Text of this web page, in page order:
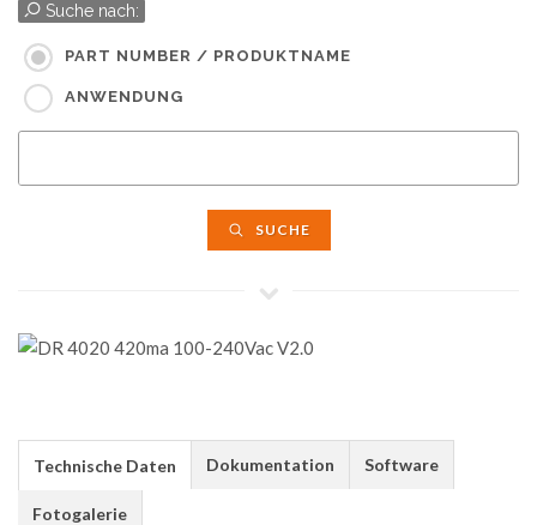
Suche nach:
PART NUMBER / PRODUKTNAME
ANWENDUNG
SUCHE
Technische Daten Dokumentation Software
Fotogalerie